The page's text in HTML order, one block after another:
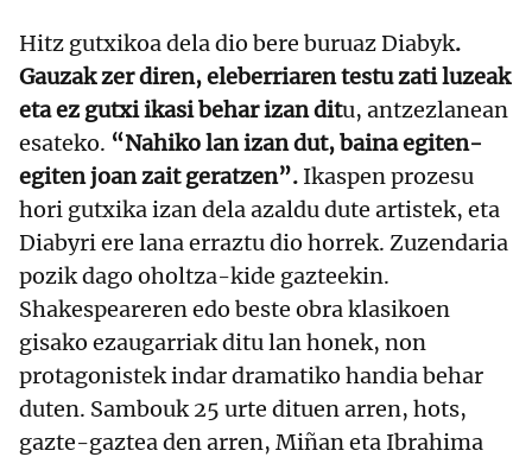
Hitz gutxikoa dela dio bere buruaz Diabyk.
Gauzak zer diren, eleberriaren testu zati luzeak
eta ez gutxi ikasi behar izan ditu, antzezlanean
esateko. “Nahiko lan izan dut, baina egiten-
egiten joan zait geratzen”. Ikaspen prozesu
hori gutxika izan dela azaldu dute artistek, eta
Diabyri ere lana erraztu dio horrek. Zuzendaria
pozik dago oholtza-kide gazteekin.
Shakespeareren edo beste obra klasikoen
gisako ezaugarriak ditu lan honek, non
protagonistek indar dramatiko handia behar
duten. Sambouk 25 urte dituen arren, hots,
gazte-gaztea den arren, Miñan eta Ibrahima